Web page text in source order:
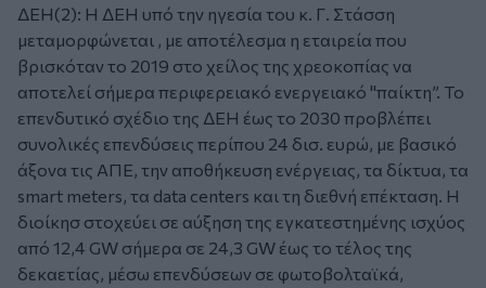
ΔΕΗ(2): Η ΔΕΗ υπό την ηγεσία του κ. Γ. Στάσση
μεταμορφώνεται , με αποτέλεσμα η εταιρεία που
βρισκόταν το 2019 στο χείλος της χρεοκοπίας να
αποτελεί σήμερα περιφερειακό ενεργειακό "παίκτη”. Το
επενδυτικό σχέδιο της ΔΕΗ έως το 2030 προβλέπει
συνολικές επενδύσεις περίπου 24 δισ. ευρώ, με βασικό
άξονα τις ΑΠΕ, την αποθήκευση ενέργειας, τα δίκτυα, τα
smart meters, τα data centers και τη διεθνή επέκταση. Η
διοίκησ στοχεύει σε αύξηση της εγκατεστημένης ισχύος
από 12,4 GW σήμερα σε 24,3 GW έως το τέλος της
δεκαετίας, μέσω επενδύσεων σε φωτοβολταϊκά,